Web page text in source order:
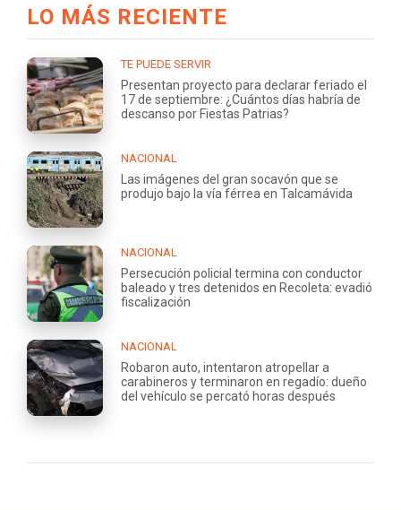
LO MÁS RECIENTE
TE PUEDE SERVIR
Presentan proyecto para declarar feriado el
17 de septiembre: ¿Cuántos días habría de
descanso por Fiestas Patrias?
NACIONAL
Las imágenes del gran socavón que se
produjo bajo la vía férrea en Talcamávida
NACIONAL
Persecución policial termina con conductor
baleado y tres detenidos en Recoleta: evadió
fiscalización
NACIONAL
Robaron auto, intentaron atropellar a
carabineros y terminaron en regadío: dueño
del vehículo se percató horas después